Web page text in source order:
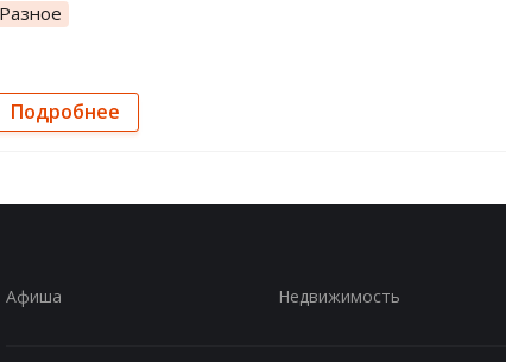
Разное
Подробнее
Афиша Недвижимость